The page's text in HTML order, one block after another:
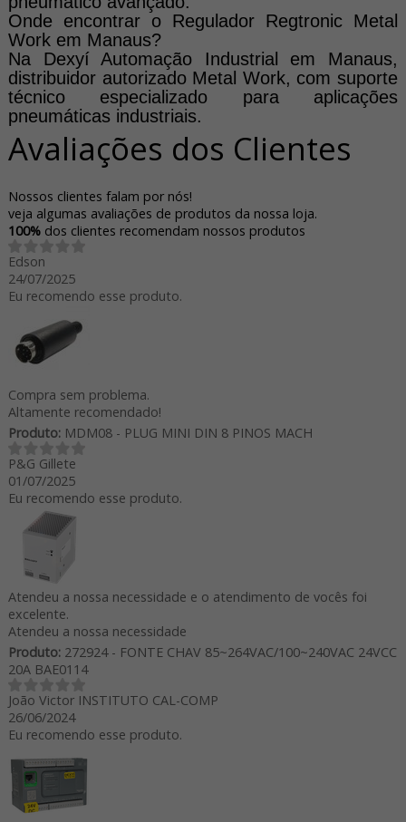
Onde encontrar o Regulador Regtronic Metal
Work em Manaus?
Na Dexyí Automação Industrial em Manaus,
distribuidor autorizado Metal Work, com suporte
técnico especializado para aplicações
pneumáticas industriais.
Avaliações dos Clientes
Nossos clientes falam por nós!
veja algumas avaliações de produtos da nossa loja.
100% dos clientes recomendam nossos produtos
Edson
24/07/2025
Eu recomendo esse produto.
Compra sem problema.
Altamente recomendado!
Produto:MDM08 - PLUG MINI DIN 8 PINOS MACH
P&G Gillete
01/07/2025
Eu recomendo esse produto.
Atendeu a nossa necessidade e o atendimento de vocês foi
excelente.
Atendeu a nossa necessidade
Produto:272924 - FONTE CHAV 85~264VAC/100~240VAC 24VCC
20A BAE0114
João Victor INSTITUTO CAL-COMP
26/06/2024
Eu recomendo esse produto.